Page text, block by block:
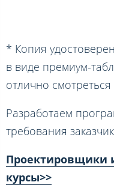
* Копия
в виде премиум-
отлично
Разработаем
требования
Проектировщики
курсы>>